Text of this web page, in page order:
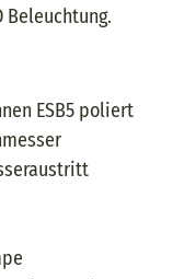
Beleuchtung.
ESB5 poliert